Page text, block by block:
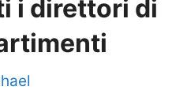
i direttori di